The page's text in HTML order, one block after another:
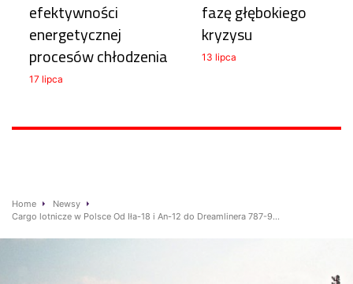
efektywności
energetycznej
procesów chłodzenia
17 lipca
fazę głębokiego
kryzysu
13 lipca
Home
Newsy
Cargo lotnicze w Polsce Od Iła-18 i An-12 do Dreamlinera 787-9…